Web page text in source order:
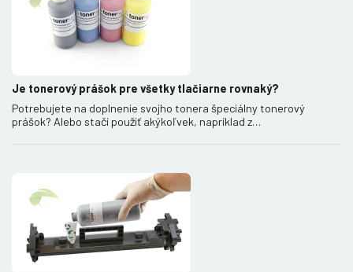
Je tonerový prášok pre všetky tlačiarne rovnaký?
Potrebujete na doplnenie svojho tonera špeciálny tonerový
prášok? Alebo stačí použiť akýkoľvek, napríklad z…